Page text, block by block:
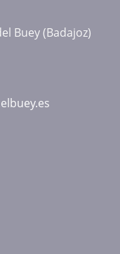
Buey (Badajoz)